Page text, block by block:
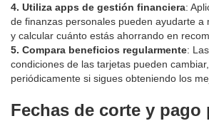
4. Utiliza apps de gestión financiera:
de finanzas personales pueden ayudarte a
y calcular cuánto estás ahorrando en
5. Compara beneficios regularmente:
condiciones de las tarjetas pueden
periódicamente si sigues obteniendo los
Fechas de corte y pago